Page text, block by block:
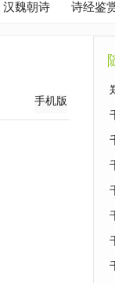
汉魏朝诗 诗经鉴
手机版